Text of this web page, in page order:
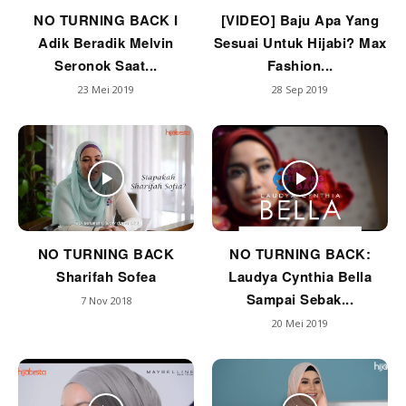
NO TURNING BACK I
Adik Beradik Melvin
Seronok Saat...
23 Mei 2019
[VIDEO] Baju Apa Yang
Sesuai Untuk Hijabi? Max
Fashion...
28 Sep 2019
NO TURNING BACK
Sharifah Sofea
7 Nov 2018
NO TURNING BACK:
Laudya Cynthia Bella
Sampai Sebak...
20 Mei 2019